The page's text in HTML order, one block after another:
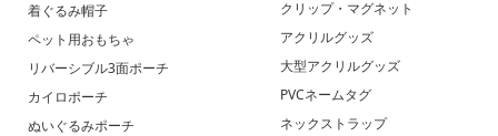
着ぐるみ帽子
ペット用おもちゃ
リバーシブル3面ポーチ
カイロポーチ
ぬいぐるみポーチ
クリップ・マグネット
アクリルグッズ
大型アクリルグッズ
PVCネームタグ
ネックストラップ